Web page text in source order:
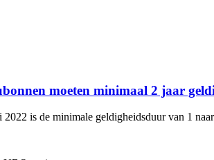
moeten minimaal 2 jaar
is de minimale geldigheidsduur van 1